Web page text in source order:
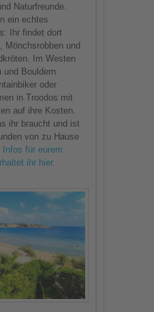
Naturfreunde.
ein echtes
Ihr findet dort
Mönchsrobben und
Im Westen
Bouldern
oder
in Troodos mit
auf ihre Kosten.
ihr braucht und ist
von zu Hause
Infos für eurem
ihr hier.